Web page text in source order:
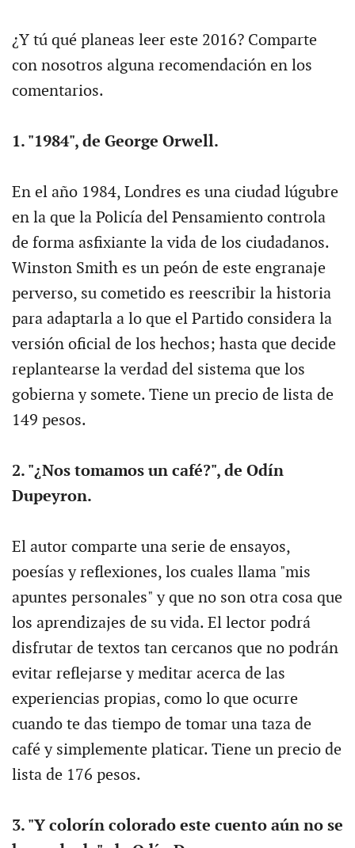
¿Y tú qué planeas leer este 2016? Comparte
con nosotros alguna recomendación en los
comentarios.
1. "1984", de George Orwell.
En el año 1984, Londres es una ciudad lúgubre
en la que la Policía del Pensamiento controla
de forma asfixiante la vida de los ciudadanos.
Winston Smith es un peón de este engranaje
perverso, su cometido es reescribir la historia
para adaptarla a lo que el Partido considera la
versión oficial de los hechos; hasta que decide
replantearse la verdad del sistema que los
gobierna y somete. Tiene un precio de lista de
149 pesos.
2. "¿Nos tomamos un café?", de Odín
Dupeyron.
El autor comparte una serie de ensayos,
poesías y reflexiones, los cuales llama "mis
apuntes personales" y que no son otra cosa que
los aprendizajes de su vida. El lector podrá
disfrutar de textos tan cercanos que no podrán
evitar reflejarse y meditar acerca de las
experiencias propias, como lo que ocurre
cuando te das tiempo de tomar una taza de
café y simplemente platicar. Tiene un precio de
lista de 176 pesos.
3. "Y colorín colorado este cuento aún no se